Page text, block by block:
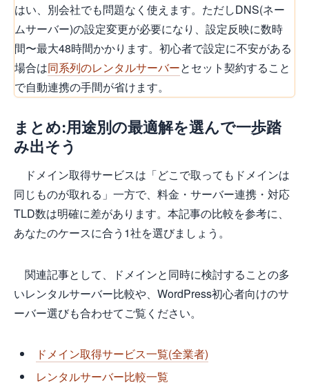
はい、別会社でも問題なく使えます。ただしDNS(ネー
ムサーバー)の設定変更が必要になり、設定反映に数時
間〜最大48時間かかります。初心者で設定に不安がある
場合は同系列のレンタルサーバーとセット契約すること
で自動連携の手間が省けます。
まとめ:用途別の最適解を選んで一歩踏
み出そう
ドメイン取得サービスは「どこで取ってもドメインは
同じものが取れる」一方で、料金・サーバー連携・対応
TLD数は明確に差があります。本記事の比較を参考に、
あなたのケースに合う1社を選びましょう。
関連記事として、ドメインと同時に検討することの多
いレンタルサーバー比較や、WordPress初心者向けのサ
ーバー選びも合わせてご覧ください。
ドメイン取得サービス一覧(全業者)
レンタルサーバー比較一覧